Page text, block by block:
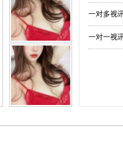
一对多视
一对一视